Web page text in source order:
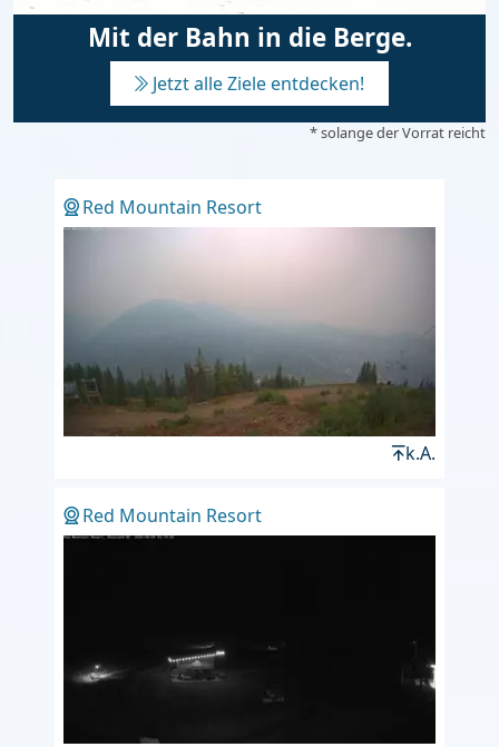
Mit der Bahn in die Berge.
Jetzt alle Ziele entdecken!
* solange der Vorrat reicht
Red Mountain Resort
k.A.
Red Mountain Resort